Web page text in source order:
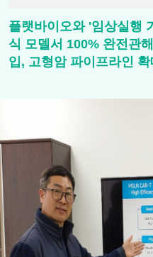
플랫바이오와 '임상실행
식 모델서 100% 완전관
입, 고형암 파이프라인 확